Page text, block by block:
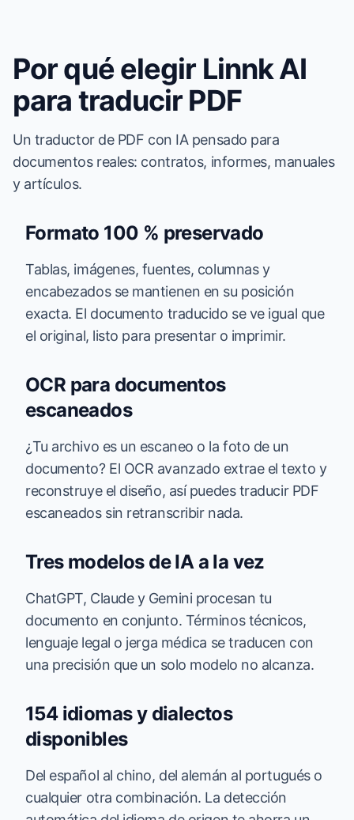
Por qué elegir Linnk AI
para traducir PDF
Un traductor de PDF con IA pensado para
documentos reales: contratos, informes, manuales
y artículos.
Formato 100 % preservado
Tablas, imágenes, fuentes, columnas y
encabezados se mantienen en su posición
exacta. El documento traducido se ve igual que
el original, listo para presentar o imprimir.
OCR para documentos
escaneados
¿Tu archivo es un escaneo o la foto de un
documento? El OCR avanzado extrae el texto y
reconstruye el diseño, así puedes traducir PDF
escaneados sin retranscribir nada.
Tres modelos de IA a la vez
ChatGPT, Claude y Gemini procesan tu
documento en conjunto. Términos técnicos,
lenguaje legal o jerga médica se traducen con
una precisión que un solo modelo no alcanza.
154 idiomas y dialectos
disponibles
Del español al chino, del alemán al portugués o
cualquier otra combinación. La detección